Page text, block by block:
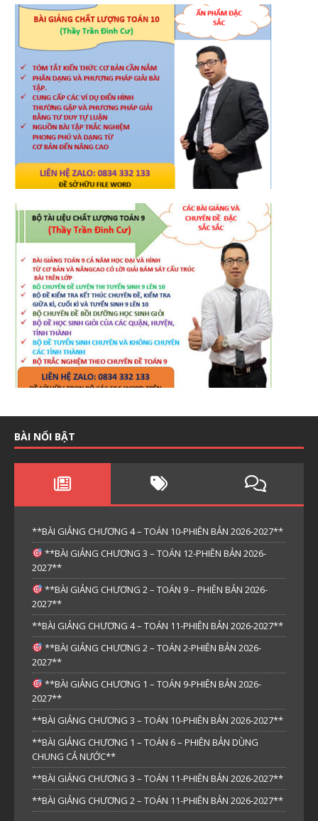
BÀI NỔI BẬT
**BÀI GIẢNG CHƯƠNG 4 – TOÁN 10-PHIÊN BẢN 2026-2027**
**BÀI GIẢNG CHƯƠNG 3 – TOÁN 12-PHIÊN BẢN 2026-
2027**
**BÀI GIẢNG CHƯƠNG 2 – TOÁN 9 – PHIÊN BẢN 2026-
2027**
**BÀI GIẢNG CHƯƠNG 4 – TOÁN 11-PHIÊN BẢN 2026-2027**
**BÀI GIẢNG CHƯƠNG 2 – TOÁN 2-PHIÊN BẢN 2026-
2027**
**BÀI GIẢNG CHƯƠNG 1 – TOÁN 9-PHIÊN BẢN 2026-
2027**
**BÀI GIẢNG CHƯƠNG 3 – TOÁN 10-PHIÊN BẢN 2026-2027**
**BÀI GIẢNG CHƯƠNG 1 – TOÁN 6 – PHIÊN BẢN DÙNG
CHUNG CẢ NƯỚC**
**BÀI GIẢNG CHƯƠNG 3 – TOÁN 11-PHIÊN BẢN 2026-2027**
**BÀI GIẢNG CHƯƠNG 2 – TOÁN 11-PHIÊN BẢN 2026-2027**